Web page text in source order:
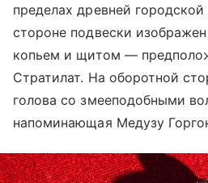
пределах древней
стороне подвески
копьем и щитом —
Стратилат. На оборотной
голова со змееподобными
напоминающая Медузу